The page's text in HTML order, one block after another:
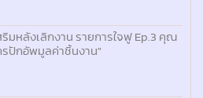
ริมหลังเลิกงาน รายการใจฟู Ep.3 คุณ
ปักอัพมูลค่าชิ้นงาน"